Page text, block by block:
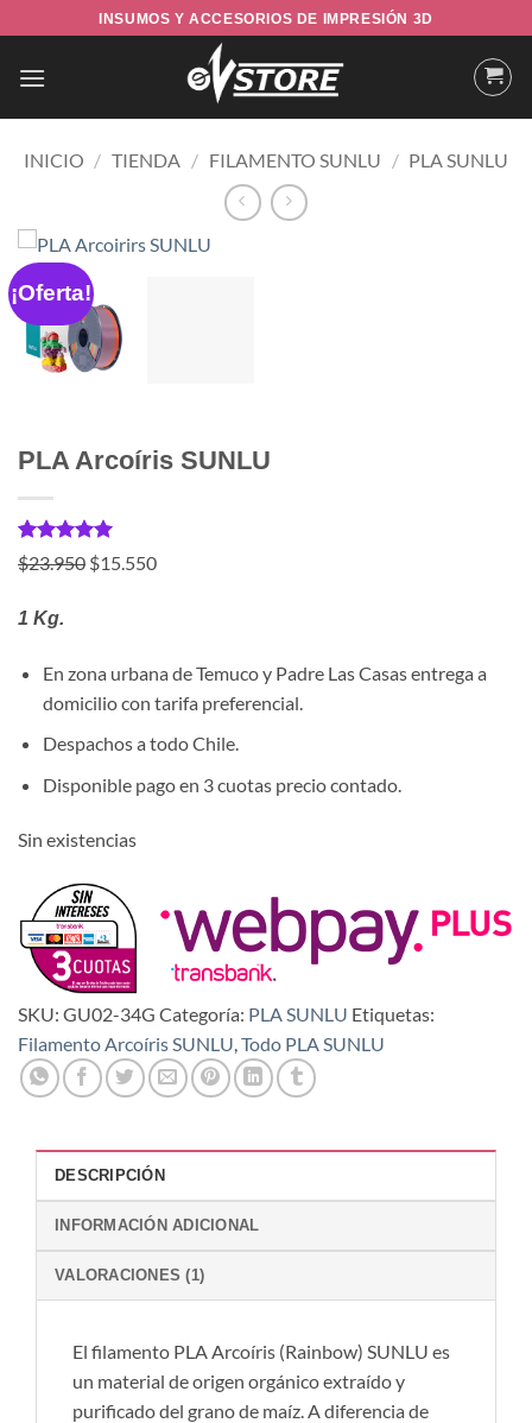
al
contenido
INSUMOS Y ACCESORIOS DE IMPRESIÓN 3D
INICIO / TIENDA / FILAMENTO SUNLU / PLA SUNLU
¡Oferta!
PLA Arcoíris SUNLU
Valorado
con5 de 5
1
valoración
de un
$23.950 El
$23.950.
$15.550El
$15.550.
1 Kg.
En zona urbana de Temuco y Padre Las Casas entrega a
domicilio con tarifa preferencial.
Despachos a todo Chile.
Disponible pago en 3 cuotas precio contado.
Sin existencias
SKU: GU02-34G Categoría: PLA SUNLU Etiquetas:
Filamento Arcoíris SUNLU,Todo PLA SUNLU
DESCRIPCIÓN
INFORMACIÓN ADICIONAL
VALORACIONES (1)
El filamento PLA Arcoíris (Rainbow) SUNLU es
un material de origen orgánico extraído y
purificado del grano de maíz. A diferencia de